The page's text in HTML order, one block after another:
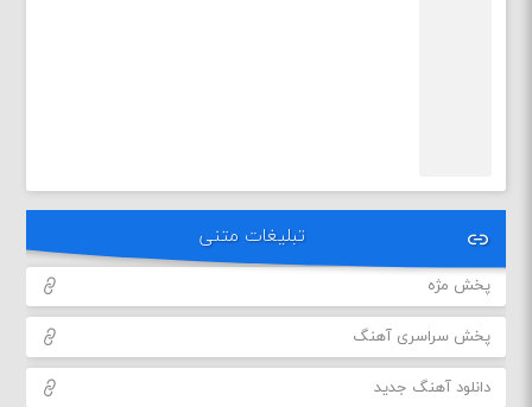
تبلیغات متنی
پخش مژه
پخش سراسری آهنگ
دانلود آهنگ جدید